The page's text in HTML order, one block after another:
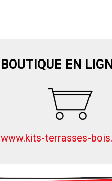
BOUTIQUE EN
www.kits-terrasses-